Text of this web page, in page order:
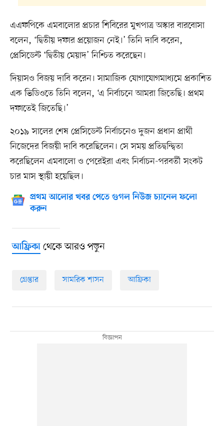
এএফপিকে এমবালোর প্রচার শিবিরের মুখপাত্র অস্কার বারবোসা
বলেন, ‘দ্বিতীয় দফার প্রয়োজন নেই।’ তিনি দাবি করেন,
প্রেসিডেন্ট ‘দ্বিতীয় মেয়াদ’ নিশ্চিত করেছেন।
দিয়াসও বিজয় দাবি করেন। সামাজিক যোগাযোগমাধ্যমে প্রকাশিত
এক ভিডিওতে তিনি বলেন, ‘এ নির্বাচনে আমরা জিতেছি। প্রথম
দফাতেই জিতেছি।’
২০১৯ সালের শেষ প্রেসিডেন্ট নির্বাচনেও দুজন প্রধান প্রার্থী
নিজেদের বিজয়ী দাবি করেছিলেন। সে সময় প্রতিদ্বন্দ্বিতা
করেছিলেন এমবালো ও পেরেইরা এবং নির্বাচন-পরবর্তী সংকট
চার মাস স্থায়ী হয়েছিল।
প্রথম আলোর খবর পেতে গুগল নিউজ চ্যানেল ফলো
করুন
আফ্রিকাথেকে আরও পড়ুন
গ্রেপ্তার সামরিক শাসন আফ্রিকা